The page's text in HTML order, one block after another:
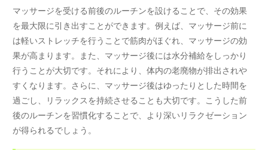
マッサージを受ける前後のルーチンを設けることで、その効果
を最大限に引き出すことができます。例えば、マッサージ前に
は軽いストレッチを行うことで筋肉がほぐれ、マッサージの効
果が高まります。また、マッサージ後には水分補給をしっかり
行うことが大切です。それにより、体内の老廃物が排出されや
すくなります。さらに、マッサージ後はゆったりとした時間を
過ごし、リラックスを持続させることも大切です。こうした前
後のルーチンを習慣化することで、より深いリラクゼーション
が得られるでしょう。